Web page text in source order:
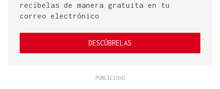
recíbelas de manera gratuita en tu
correo electrónico
DESCÚBRELAS